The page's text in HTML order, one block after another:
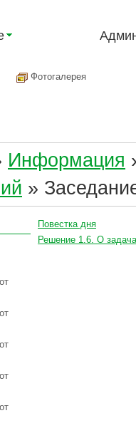
Фотогалерея
Информация
»
Повестка дня
Решение 1.6. О